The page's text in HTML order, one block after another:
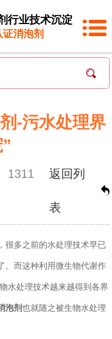
行业技术沉淀
证消泡剂
-污水处理界
1311 返回列
表
很多之前的水处理技术早已
。而这种利用微生物代谢作
水处理技术越来越得到各界
泡剂也就随之被生物水处理